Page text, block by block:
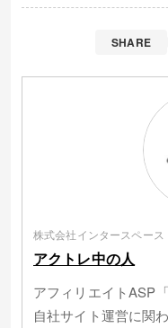
SHARE
株式会社インタースペース
アクトレ中の人
アフィリエイトASP
自社サイト運営に関